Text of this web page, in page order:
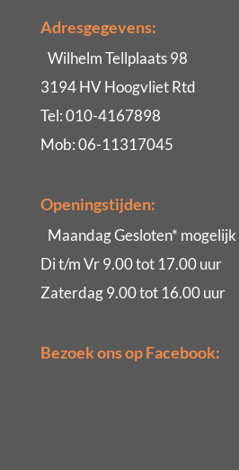
Adresgegevens:
Wilhelm Tellplaats 98
3194 HV Hoogvliet Rtd
Tel: 010-4167898
Mob: 06-11317045
Openingstijden:
Maandag Gesloten*
Di t/m Vr 9.00 tot 17.00 uur
Zaterdag 9.00 tot 16.00 uur
Bezoek ons op Facebook: